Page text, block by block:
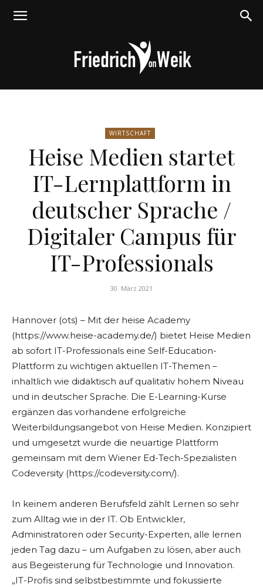
von
Weik
WIRTSCHAFT
Heise Medien startet
IT-Lernplattform in
deutscher Sprache /
Digitaler Campus für
IT-Professionals
30. März 2021
Hannover (ots) – Mit der heise Academy
(https://www.heise-academy.de/) bietet Heise Medien
ab sofort IT-Professionals eine Self-Education-
Plattform zu wichtigen aktuellen IT-Themen –
inhaltlich wie didaktisch auf qualitativ hohem Niveau
und in deutscher Sprache. Die E-Learning-Kurse
ergänzen das vorhandene erfolgreiche
Weiterbildungsangebot von Heise Medien. Konzipiert
und umgesetzt wurde die neuartige Plattform
gemeinsam mit dem Wiener Ed-Tech-Spezialisten
Codeversity (https://codeversity.com/).
In keinem anderen Berufsfeld zählt Lernen so sehr
zum Alltag wie in der IT. Ob Entwickler,
Administratoren oder Security-Experten, alle lernen
jeden Tag dazu – um Aufgaben zu lösen, aber auch
aus Begeisterung für Technologie und Innovation.
„IT-Profis sind selbstbestimmte und fokussierte